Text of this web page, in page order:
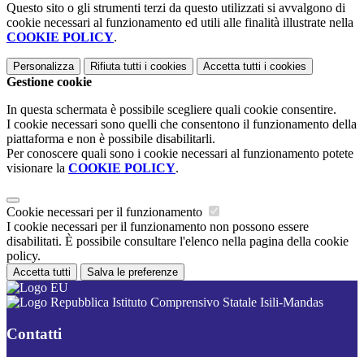
Questo sito o gli strumenti terzi da questo utilizzati si avvalgono di
cookie necessari al funzionamento ed utili alle finalità illustrate nella
COOKIE POLICY.
Personalizza Rifiuta tutti i cookies Accetta tutti i cookies
Gestione cookie
In questa schermata è possibile scegliere quali cookie consentire.
I cookie necessari sono quelli che consentono il funzionamento della
piattaforma e non è possibile disabilitarli.
Per conoscere quali sono i cookie necessari al funzionamento potete
visionare la COOKIE POLICY.
Cookie necessari per il funzionamento
I cookie necessari per il funzionamento non possono essere
disabilitati. È possibile consultare l'elenco nella pagina della cookie
policy.
Accetta tutti Salva le preferenze
Istituto Comprensivo Statale Isili-Mandas
Contatti